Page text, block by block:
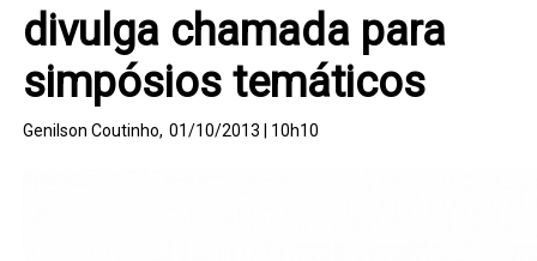
divulga chamada para
simpósios temáticos
Genilson Coutinho, 01/10/2013 | 10h10